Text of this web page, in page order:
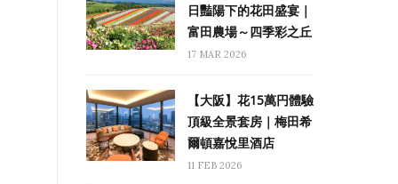
日豔陽下的花田盛宴｜
富田農場～四季彩之丘
17 MAR 2026
【大阪】花15萬円體驗
頂級全景套房｜梅田希
爾頓嘉悅里酒店
11 FEB 2026